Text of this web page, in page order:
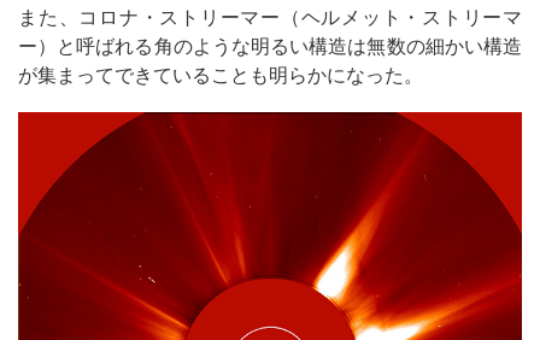
また、コロナ・ストリーマー（ヘルメット・ストリーマ
ー）と呼ばれる角のような明るい構造は無数の細かい構造
が集まってできていることも明らかになった。